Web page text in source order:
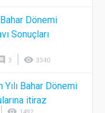
Dönemi
Sonuçları
3 visibility 3340
Bahar Dönemi
itiraz